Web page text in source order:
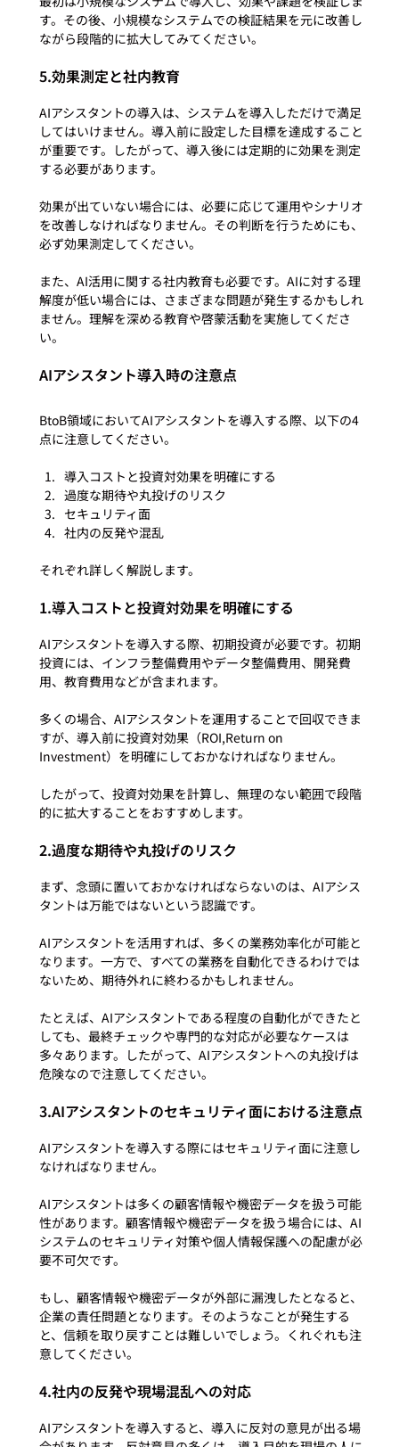
す。その後、小規模なシステムでの検証結果を元に改善し
5.効果測定と社内教育
AIアシスタントの導入は、システムを導入しただけで満足
してはいけません。導入前に設定した目標を達成すること
が重要です。したがって、導入後には定期的に効果を測定
する必要があります。
効果が出ていない場合には、必要に応じて運用やシナリオ
を改善しなければなりません。その判断を行うためにも、
必ず効果測定してください。
また、AI活用に関する社内教育も必要です。AIに対する理
解度が低い場合には、さまざまな問題が発生するかもしれ
ません。理解を深める教育や啓蒙活動を実施してくださ
AIアシスタント導入時の注意点
BtoB領域においてAIアシスタントを導入する際、以下の4
導入コストと投資対効果を明確にする
過度な期待や丸投げのリスク
セキュリティ面
社内の反発や混乱
1.導入コストと投資対効果を明確にする
AIアシスタントを導入する際、初期投資が必要です。初期
投資には、インフラ整備費用やデータ整備費用、開発費
用、教育費用などが含まれます。
多くの場合、AIアシスタントを運用することで回収できま
すが、導入前に投資対効果（ROI,Return on
Investment）を明確にしておかなければなりません。
したがって、投資対効果を計算し、無理のない範囲で段階
2.過度な期待や丸投げのリスク
まず、念頭に置いておかなければならないのは、AIアシス
タントは万能ではないという認識です。
AIアシスタントを活用すれば、多くの業務効率化が可能と
なります。一方で、すべての業務を自動化できるわけでは
ないため、期待外れに終わるかもしれません。
たとえば、AIアシスタントである程度の自動化ができたと
しても、最終チェックや専門的な対応が必要なケースは
多々あります。したがって、AIアシスタントへの丸投げは
3.AIアシスタントのセキュリティ面における注意点
AIアシスタントを導入する際にはセキュリティ面に注意し
なければなりません。
AIアシスタントは多くの顧客情報や機密データを扱う可能
性があります。顧客情報や機密データを扱う場合には、AI
システムのセキュリティ対策や個人情報保護への配慮が必
要不可欠です。
もし、顧客情報や機密データが外部に漏洩したとなると、
企業の責任問題となります。そのようなことが発生する
と、信頼を取り戻すことは難しいでしょう。くれぐれも注
4.社内の反発や現場混乱への対応
AIアシスタントを導入すると、導入に反対の意見が出る場